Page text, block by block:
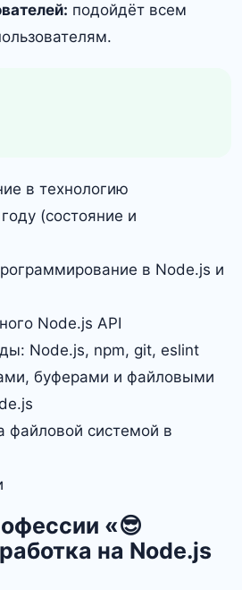
подойдёт всем
в технологию
(состояние и
в Node.js и
Node.js API
Node.js, npm, git, eslint
буферами и файловыми
файловой системой в
«😎
на Node.js